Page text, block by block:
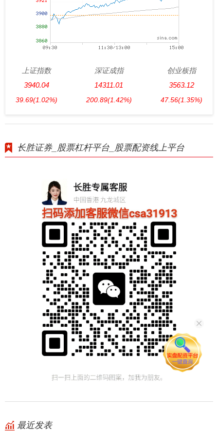
上证指数
3940.04
39.69(1.02%)
深证成指
14311.01
200.89(1.42%)
创业板指
3563.12
47.56(1.35%)
长胜证券_股票杠杆平台_股票配资线上平台
最近发表